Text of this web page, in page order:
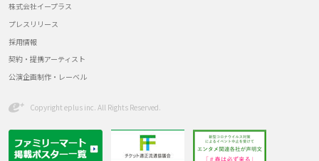
株式会社イープラス
プレスリリース
採用情報
契約・提携アーティスト
公演企画制作・レーベル
Copyright eplus inc. All Rights Reserved.